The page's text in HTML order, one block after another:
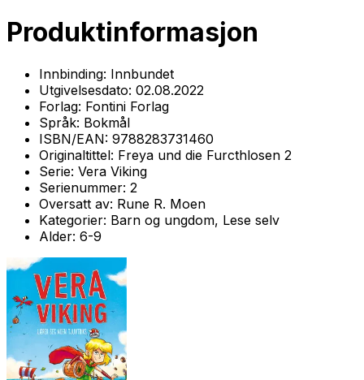
Produktinformasjon
Innbinding: Innbundet
Utgivelsesdato: 02.08.2022
Forlag: Fontini Forlag
Språk: Bokmål
ISBN/EAN: 9788283731460
Originaltittel: Freya und die Furcthlosen 2
Serie: Vera Viking
Serienummer: 2
Oversatt av: Rune R. Moen
Kategorier: Barn og ungdom, Lese selv
Alder: 6-9